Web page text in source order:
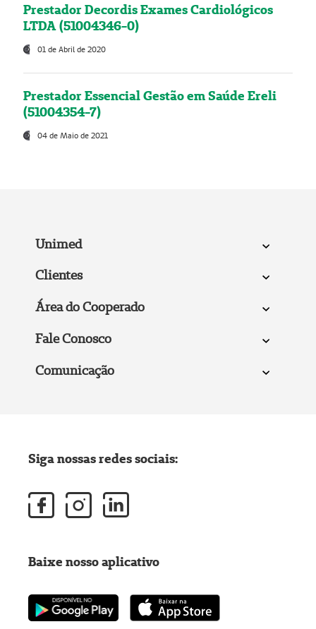
Prestador Decordis Exames Cardiológicos
LTDA (51004346-0)
01 de Abril de 2020
Prestador Essencial Gestão em Saúde Ereli
(51004354-7)
04 de Maio de 2021
Unimed
Clientes
Área do Cooperado
Fale Conosco
Comunicação
Siga nossas redes sociais:
Baixe nosso aplicativo